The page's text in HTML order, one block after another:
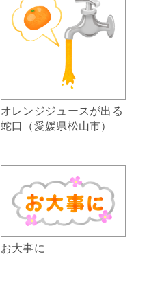
オレンジジュースが出る
蛇口（愛媛県松山市）
お大事に